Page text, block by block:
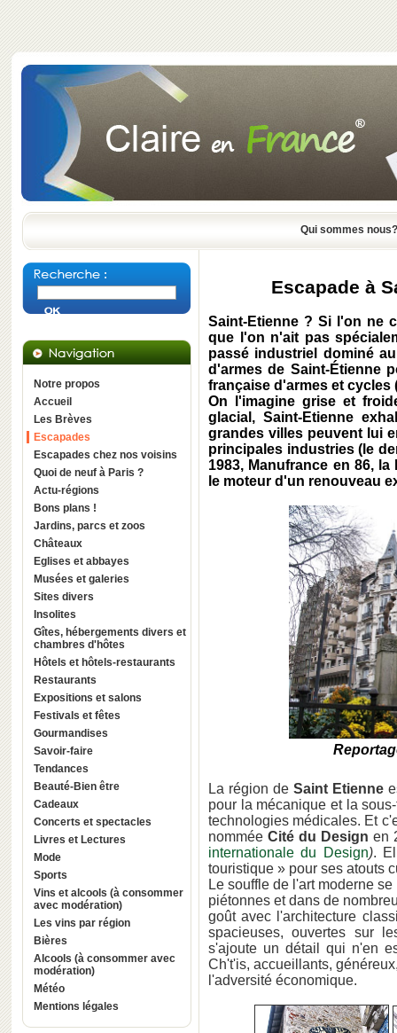
Qui sommes nous?
Notre propos
Accueil
Les Brèves
Escapades
Escapades chez nos voisins
Quoi de neuf à Paris ?
Actu-régions
Bons plans !
Jardins, parcs et zoos
Châteaux
Eglises et abbayes
Musées et galeries
Sites divers
Insolites
Gîtes, hébergements divers et
chambres d'hôtes
Hôtels et hôtels-restaurants
Restaurants
Expositions et salons
Festivals et fêtes
Gourmandises
Savoir-faire
Tendances
Beauté-Bien être
Cadeaux
Concerts et spectacles
Livres et Lectures
Mode
Sports
Vins et alcools (à consommer
avec modération)
Les vins par région
Bières
Alcools (à consommer avec
modération)
Météo
Mentions légales
Escapade à
Saint-Etienne ? Si l'on ne
que l'on n'ait pas
passé industriel dominé
d'armes de Saint-Étienne
française d'armes et cycles
On l'imagine grise et
glacial, Saint-Etienne
grandes villes peuvent lui
principales industries (le
1983, Manufrance en 86,
le moteur d'un renouveau
La région de Saint Etienne
pour la mécanique et la
technologies médicales. Et
nomméeCité du Designen
internationale du Design).
touristique » pour ses atouts
Le souffle de l'art moderne
piétonnes et dans de
goût avec l'architecture
spacieuses, ouvertes sur
s'ajoute un détail qui n'en
Ch't'is, accueillants,
l'adversité économique.